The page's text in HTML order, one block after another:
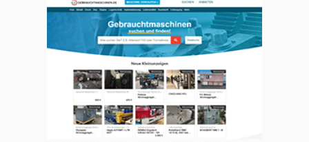
Industrieumgebungen benötigen. Das Gerät kann vor Ort
besichtigt und für den Versand vorbereitet werden.
Verladung und internationaler Transport können je nach
Käuferanforderung organisiert werden.
Druckmaschine
Drucktiegel
Ecrm Belichter
Fuji Belichter
Heidelberg Offset